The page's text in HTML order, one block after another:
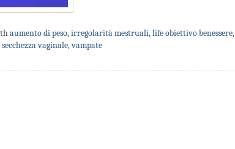
aumento di peso,irregolarità mestruali,life obiettivo benessere,
secchezza vaginale,vampate